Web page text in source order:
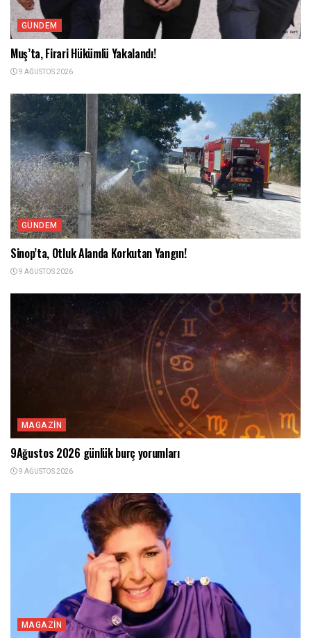
GÜNDEM
Muş’ta, Firari Hükümlü Yakalandı!
9 AĞUSTOS 2026
GÜNDEM
Sinop’ta, Otluk Alanda Korkutan Yangın!
9 AĞUSTOS 2026
MAGAZIN
9Ağustos 2026 günlük burç yorumları
9 AĞUSTOS 2026
MAGAZIN